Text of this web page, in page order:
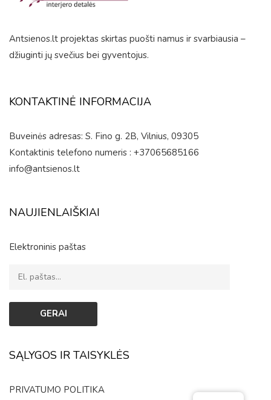
Antsienos.lt projektas skirtas puošti namus ir svarbiausia –
džiuginti jų svečius bei gyventojus.
KONTAKTINĖ INFORMACIJA
Buveinės adresas: S. Fino g. 2B, Vilnius, 09305
Kontaktinis telefono numeris : +37065685166
info@antsienos.lt
NAUJIENLAIŠKIAI
Elektroninis paštas
SĄLYGOS IR TAISYKLĖS
PRIVATUMO POLITIKA